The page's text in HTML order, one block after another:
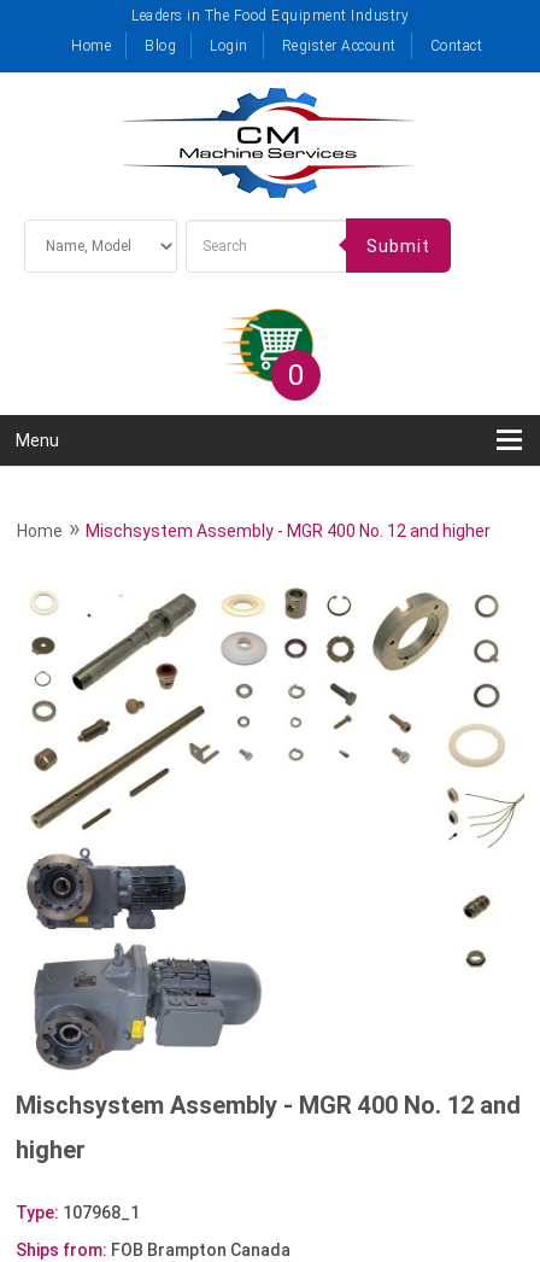
Leaders in The Food Equipment Industry
Home
Blog Login Register Account Contact
Submit
0
Menu
Home »Mischsystem Assembly - MGR 400 No. 12 and higher
Mischsystem Assembly - MGR 400 No. 12 and
higher
Type: 107968_1
Ships from: FOB Brampton Canada